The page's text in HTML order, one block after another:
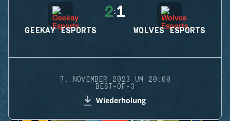
GEEKAY ESPORTS
2:1
WOLVES ESPORTS
7. NOVEMBER 2023 UM 20:00
BEST-OF-3
Wiederholung